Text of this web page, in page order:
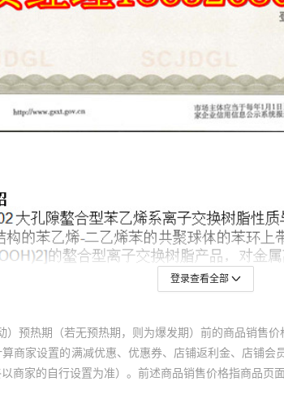
登录查看全部
预热期（若无预热期，则为爆发期）前的商品销售
商家设置的满减优惠、优惠券、店铺返利金、店铺
家的自行设置为准）。前述商品销售价格指商品页